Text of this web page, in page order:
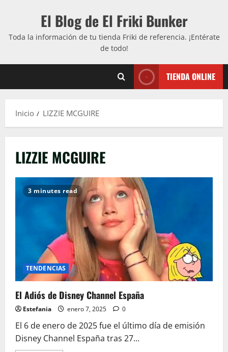
El Blog de El Friki Bunker
Toda la información de tu tienda Friki de referencia. ¡Entérate
de todo!
TIENDA ONLINE
Inicio LIZZIE MCGUIRE
LIZZIE MCGUIRE
3 minutes read
TENDENCIAS
El Adiós de Disney Channel España
Estefania enero 7, 2025 0
El 6 de enero de 2025 fue el último día de emisión
Disney Channel España tras 27...